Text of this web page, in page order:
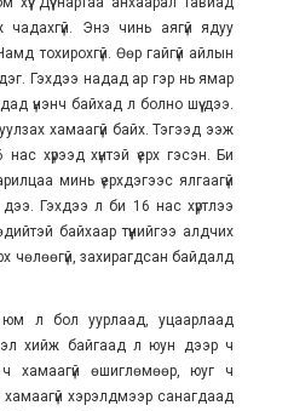
Энэ чинь аягүй ядуу
тохирохгүй. Өөр гайгүй айлын
Гэхдээ надад ар гэр нь ямар
үнэнч байхад л болно шүү дээ.
хамаагүй байх. Тэгээд ээж
хүрээд хүнтэй үерх гэсэн. Би
минь үерхдэгээс ялгаагүй
дээ. Гэхдээ л би 16 нас хүртлээ
байхаар түүнийгээ алдчих
чөлөөгүй, захирагдсан байдалд
юм л бол уурлаад, уцаарлаад
хийж байгаад л юун дээр ч
хамаагүй өшиглөмөөр, юуг ч
хэрэлдмээр санагдаад